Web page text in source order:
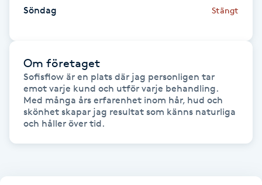
Gua Sha-massage
Hatha Yoga
Headspa
Söndag Stängt
Om företaget
Sofisflow är en plats där jag personligen tar
emot varje kund och utför varje behandling.
Med många års erfarenhet inom hår, hud och
skönhet skapar jag resultat som känns naturliga
och håller över tid.